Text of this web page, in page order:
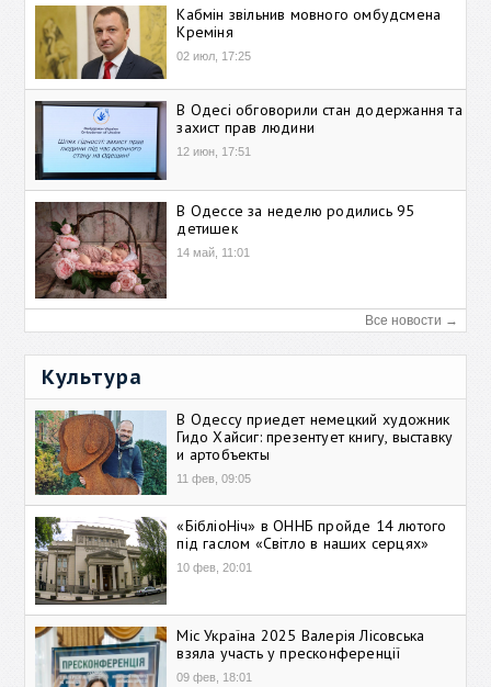
Кабмін звільнив мовного омбудсмена
Креміня
02 июл, 17:25
В Одесі обговорили стан додержання та
захист прав людини
12 июн, 17:51
В Одессе за неделю родились 95
детишек
14 май, 11:01
Все новости →
Культура
В Одессу приедет немецкий художник
Гидо Хайсиг: презентует книгу, выставку
и артобъекты
11 фев, 09:05
«БібліоНіч» в ОННБ пройде 14 лютого
під гаслом «Світло в наших серцях»
10 фев, 20:01
Міс Україна 2025 Валерія Лісовська
взяла участь у пресконференції
09 фев, 18:01